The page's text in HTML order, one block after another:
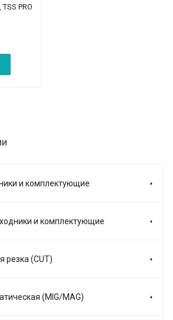
PRO
и комплектующие
и комплектующие
резка (CUT)
(MIG/MAG)